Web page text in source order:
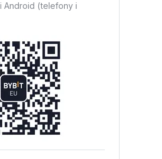
Android (telefony i